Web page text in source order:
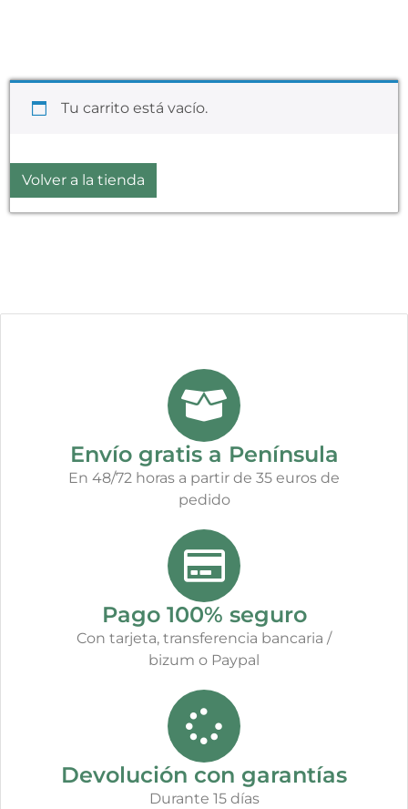
Tu carrito está vacío.
Volver a la tienda
Envío gratis a Península
En 48/72 horas a partir de 35 euros de
pedido
Pago 100% seguro
Con tarjeta, transferencia bancaria /
bizum o Paypal
Devolución con garantías
Durante 15 días